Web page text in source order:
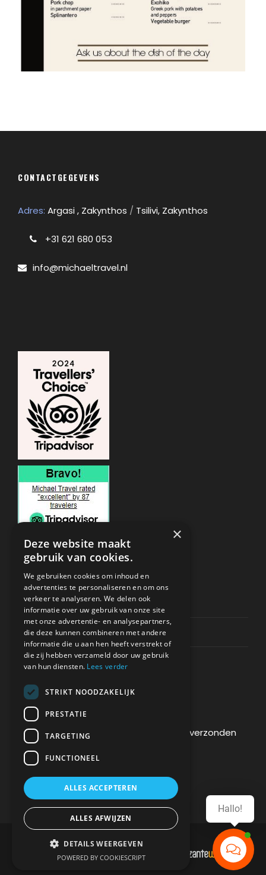
CONTACTGEGEVENS
Adres: Argasi , Zakynthos / Tsilivi, Zakynthos
+31 621 680 053
info@michaeltravel.nl
ONDERSTEUNING
Privacy & Policy
Contact Channels
BETAAL VEILIG BIJ ONS
De betaling wordt versleuteld en veilig verzonden
via een SSL-protocol.
DEVELOPMENT & HOSTING BY
Hallo!
×
Deze website maakt
gebruik van cookies.
We gebruiken cookies om inhoud en
advertenties te personaliseren en om ons
verkeer te analyseren. We delen ook
informatie over uw gebruik van onze site
met onze advertentie- en analysepartners,
die deze kunnen combineren met andere
informatie die u aan hen heeft verstrekt of
die zij hebben verzameld door uw gebruik
van hun diensten. Lees verder
STRIKT NOODZAKELIJK
PRESTATIE
TARGETING
FUNCTIONEEL
ALLES ACCEPTEREN
ALLES AFWIJZEN
DETAILS WEERGEVEN
POWERED BY COOKIESCRIPT